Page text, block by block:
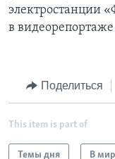
Learning English
Языки
электростанции
в
Поделиться
This item is part of
Темы дня В